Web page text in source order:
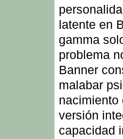
latente en
gamma
problema
Banner
malabar
nacimiento
versión
capacidad